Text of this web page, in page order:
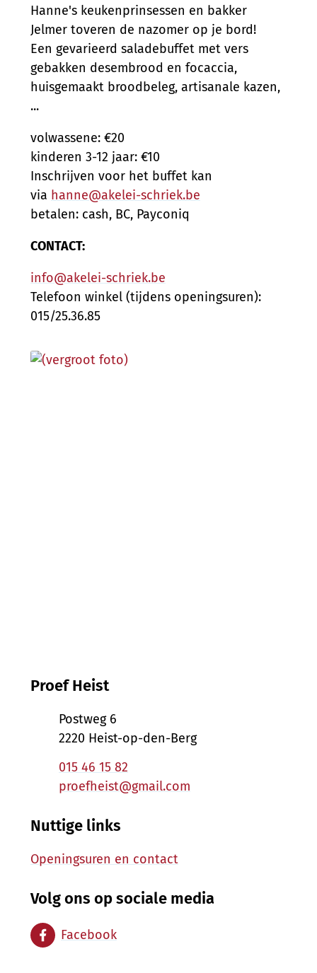
Hanne's keukenprinsessen en bakker
Jelmer toveren de nazomer op je bord!
Een gevarieerd saladebuffet met vers
gebakken desembrood en focaccia,
huisgemaakt broodbeleg, artisanale kazen,
...
volwassene: €20
kinderen 3-12 jaar: €10
Inschrijven voor het buffet kan
via hanne@akelei-schriek.be
betalen: cash, BC, Payconiq
CONTACT:
info@akelei-schriek.be
Telefoon winkel (tijdens openingsuren):
015/25.36.85
Proef Heist
Postweg 6
,
2220 Heist-op-den-Berg
015 46 15 82
E-mailproefheist@gmail.com
Nuttige links
Openingsuren en contact
Volg ons op sociale media
Facebook